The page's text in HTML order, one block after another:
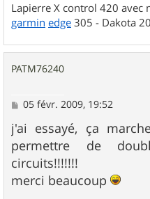
Lapierre X control 420 avec
garmin edge 305 - Dakota
PATM76240
M
s
s
a
g
e
05 févr. 2009, 19:52
j'ai essayé, ça
permettre de
circuits!!!!!!!
merci beaucoup